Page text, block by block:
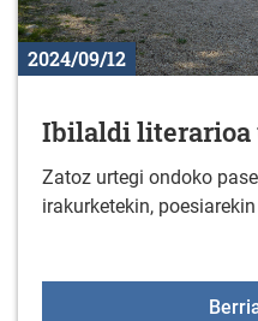
2024/09/12
Ibilaldi literarioa
Zatoz urtegi ondoko
irakurketekin,